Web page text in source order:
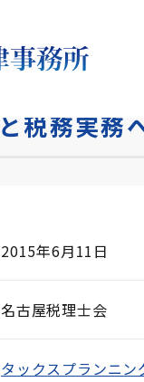
税務実務
2015年6月11日
名古屋税理士会
タックスプランニン